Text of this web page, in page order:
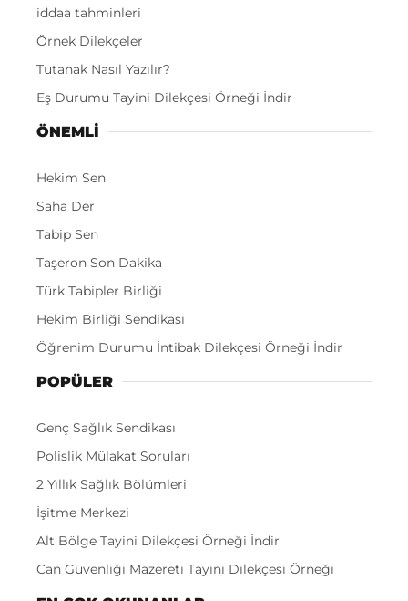
iddaa tahminleri
Örnek Dilekçeler
Tutanak Nasıl Yazılır?
Eş Durumu Tayini Dilekçesi Örneği İndir
ÖNEMLI
Hekim Sen
Saha Der
Tabip Sen
Taşeron Son Dakika
Türk Tabipler Birliği
Hekim Birliği Sendikası
Öğrenim Durumu İntibak Dilekçesi Örneği İndir
POPÜLER
Genç Sağlık Sendikası
Polislik Mülakat Soruları
2 Yıllık Sağlık Bölümleri
İşitme Merkezi
Alt Bölge Tayini Dilekçesi Örneği İndir
Can Güvenliği Mazereti Tayini Dilekçesi Örneği